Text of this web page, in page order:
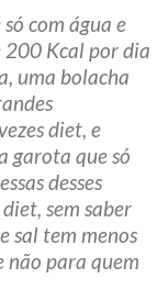
com água e
200 Kcal por dia
uma bolacha
diet, e
garota que só
desses
sem saber
sal tem menos
não para quem